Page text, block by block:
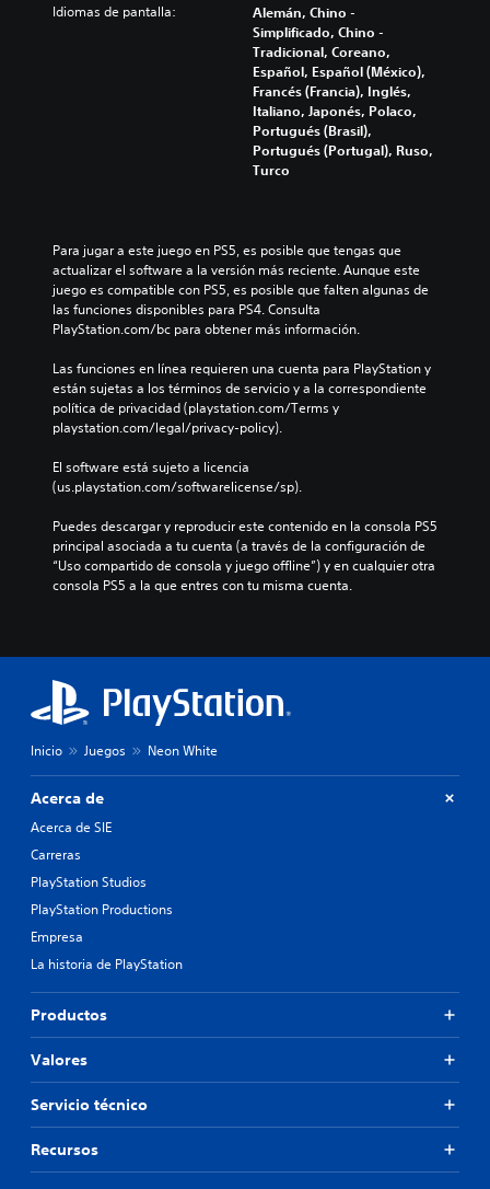
Idiomas de pantalla:
Alemán, Chino -
Simplificado, Chino -
Tradicional, Coreano,
Español, Español (México),
Francés (Francia), Inglés,
Italiano, Japonés, Polaco,
Portugués (Brasil),
Portugués (Portugal), Ruso,
Turco
Para jugar a este juego en PS5, es posible que tengas que
actualizar el software a la versión más reciente. Aunque este
juego es compatible con PS5, es posible que falten algunas de
las funciones disponibles para PS4. Consulta
PlayStation.com/bc para obtener más información.
Las funciones en línea requieren una cuenta para PlayStation y
están sujetas a los términos de servicio y a la correspondiente
política de privacidad (playstation.com/Terms y
playstation.com/legal/privacy-policy).
El software está sujeto a licencia
(us.playstation.com/softwarelicense/sp).
Puedes descargar y reproducir este contenido en la consola PS5
principal asociada a tu cuenta (a través de la configuración de
“Uso compartido de consola y juego offline”) y en cualquier otra
consola PS5 a la que entres con tu misma cuenta.
Inicio Juegos Neon White
Acerca de
Acerca de SIE
Carreras
PlayStation Studios
PlayStation Productions
Empresa
La historia de PlayStation
Productos
Valores
Servicio técnico
Recursos